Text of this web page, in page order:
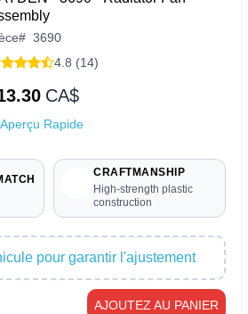
# 3690
4.8 (14)
CA$
Aperçu Rapide
CRAFTMANSHIP
High-strength plastic
construction
pour garantir l'ajustement
AJOUTEZ AU PANIER